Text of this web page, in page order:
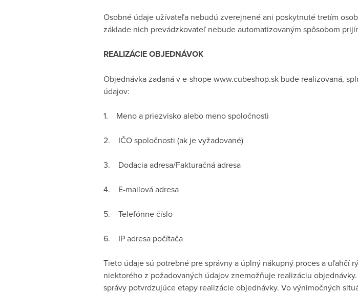
Osobné údaje užívateľa nebudú zverejnené ani poskytnuté tretím
základe nich prevádzkovateľ nebude automatizovaným spôsobom
REALIZÁCIE OBJEDNÁVOK
Objednávka zadaná v e-shope www.cubeshop.sk bude realizovaná,
údajov:
1. Meno a priezvisko alebo meno spoločnosti
2. IČO spoločnosti (ak je vyžadované)
3. Dodacia adresa/Fakturačná adresa
4. E-mailová adresa
5. Telefónne číslo
6. IP adresa počítača
Tieto údaje sú potrebné pre správny a úplný nákupný proces a uľahčí
niektorého z požadovaných údajov znemožňuje realizáciu
správy potvrdzujúce etapy realizácie objednávky. Vo výnimočných